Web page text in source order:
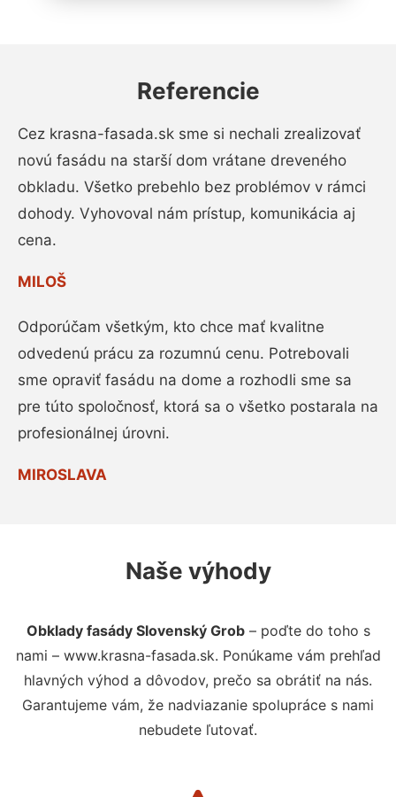
Referencie
Cez krasna-fasada.sk sme si nechali zrealizovať
novú fasádu na starší dom vrátane dreveného
obkladu. Všetko prebehlo bez problémov v rámci
dohody. Vyhovoval nám prístup, komunikácia aj
cena.
MILOŠ
Odporúčam všetkým, kto chce mať kvalitne
odvedenú prácu za rozumnú cenu. Potrebovali
sme opraviť fasádu na dome a rozhodli sme sa
pre túto spoločnosť, ktorá sa o všetko postarala na
profesionálnej úrovni.
MIROSLAVA
Naše výhody
Obklady fasády Slovenský Grob– poďte do toho s
nami – www.krasna-fasada.sk. Ponúkame vám prehľad
hlavných výhod a dôvodov, prečo sa obrátiť na nás.
Garantujeme vám, že nadviazanie spolupráce s nami
nebudete ľutovať.